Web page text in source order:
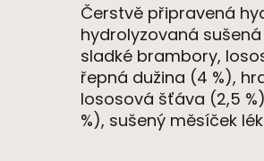
Čerstvě připravená
hydrolyzovaná sušená
sladké brambory,
řepná dužina (4 %),
lososová šťáva (2,5
%), sušený měsíček lé